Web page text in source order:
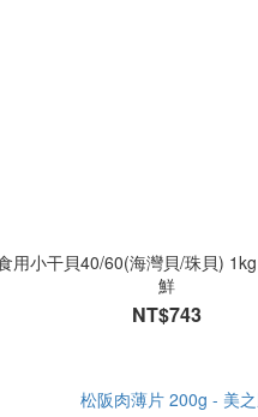
用小干貝40/60(海灣貝/珠貝)
鮮
NT$743